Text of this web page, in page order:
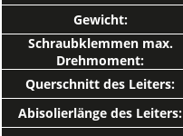
Gewicht:
Schraubklemmen max.
Drehmoment:
Querschnitt des Leiters:
Abisolierlänge des Leiters: